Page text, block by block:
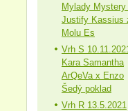
Mylady Mystery
Justify Kassius
Molu Es
Vrh S
Kara Samantha
ArQeVa x Enzo
Šedý poklad
Vrh R 13.5.2021